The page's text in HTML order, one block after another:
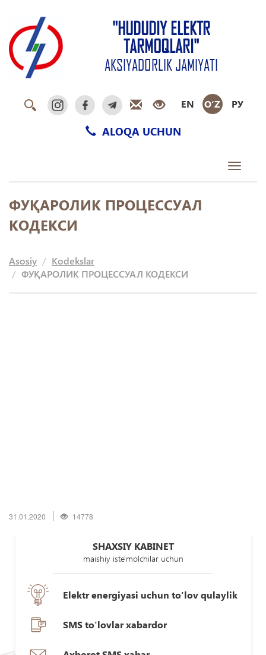
"HUDUDIY ELEKTR
TARMOQLARI"
AKSIYADORLIK JAMIYATI
EN O‘Z РУ
ALOQA UCHUN
Toggle
ФУҚАРОЛИК ПРОЦЕССУАЛ
КОДЕКСИ
Asosiy
Kodekslar
ФУҚАРОЛИК ПРОЦЕССУАЛ КОДЕКСИ
31.01.2020 14778
SHAXSIY KABINET
maishiy iste'molchilar uchun
Elektr energiyasi uchun to'lov qulaylik
SMS to'lovlar xabardor